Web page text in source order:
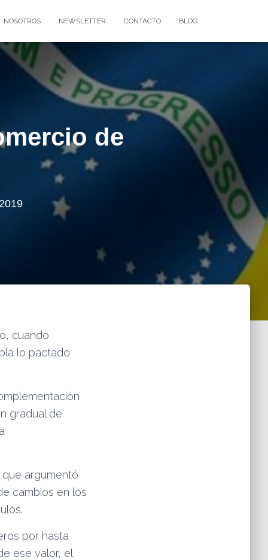
NOSOTROS NEWSLETTER CONTACTO BLOG
de
cuando
lo pactado
gradual de
argumentó
cambios en los
por hasta
ese valor, el